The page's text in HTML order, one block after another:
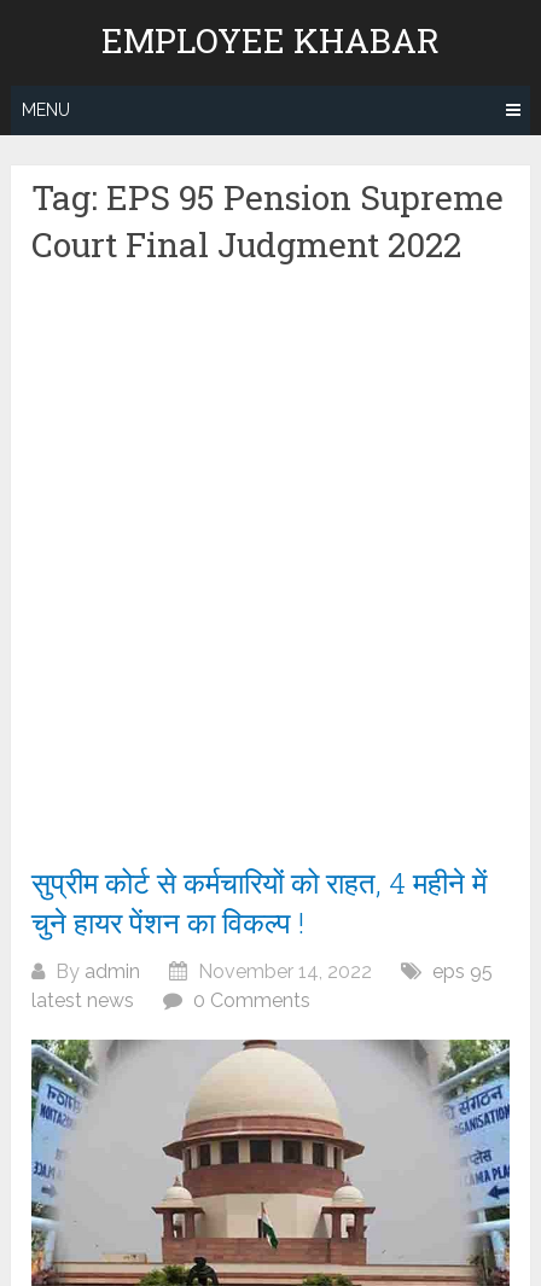
EMPLOYEE KHABAR
MENU
Tag: EPS 95 Pension Supreme
Court Final Judgment 2022
सुप्रीम कोर्ट से कर्मचारियों को राहत, 4 महीने में
चुने हायर पेंशन का विकल्प !
By admin November 14, 2022
eps 95
latest news
0 Comments